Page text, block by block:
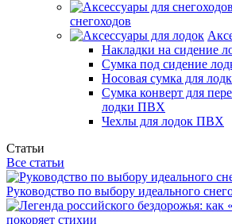
снегоходов
Накладки на сидение
Сумка под сидение
Носовая сумка для
Сумка конверт для
лодки ПВХ
Чехлы для лодок ПВХ
Статьи
Все статьи
Руководство по выбору идеального